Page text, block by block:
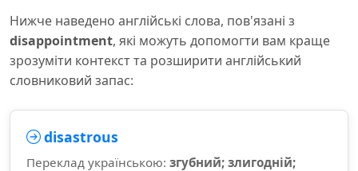
Нижче наведено англійські слова, пов'язані з
disappointment, які можуть допомогти вам краще
зрозуміти контекст та розширити англійський
словниковий запас:
disastrous
Переклад українською: згубний; злигодній;